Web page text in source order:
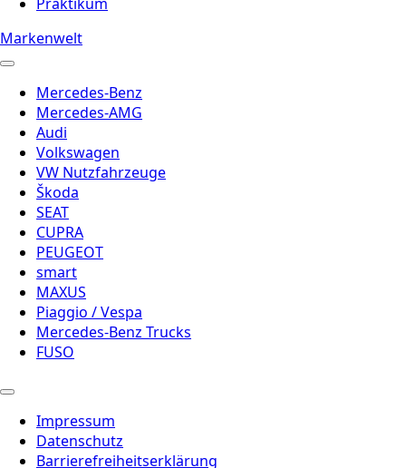
Markenwelt
Mercedes-Benz
Mercedes-AMG
Audi
Volkswagen
VW Nutzfahrzeuge
Škoda
SEAT
CUPRA
PEUGEOT
smart
MAXUS
Piaggio / Vespa
Mercedes-Benz Trucks
FUSO
Impressum
Datenschutz
Barrierefreiheitserklärung